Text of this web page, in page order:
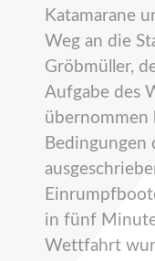
Katamarane
Weg an die
Gröbmüller,
Aufgabe des
übernommen
in fünf
Wettfahrt